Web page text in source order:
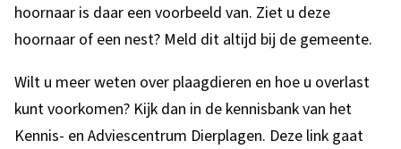
hoornaar is daar een voorbeeld van. Ziet u deze
hoornaar of een nest? Meld dit altijd bij de gemeente.
Wilt u meer weten over plaagdieren en hoe u overlast
kunt voorkomen? Kijk dan in de kennisbank van het
Kennis- en Adviescentrum Dierplagen. Deze link gaat